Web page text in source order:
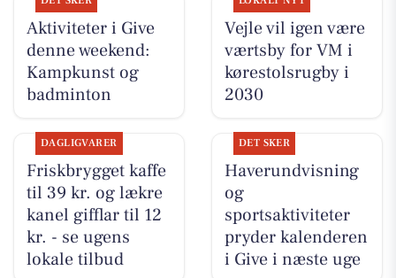
Aktiviteter i Give
denne weekend:
Kampkunst og
badminton
Vejle vil igen være
værtsby for VM i
kørestolsrugby i
2030
DAGLIGVARER
Friskbrygget kaffe
til 39 kr. og lækre
kanel gifflar til 12
kr. - se ugens
lokale tilbud
DET SKER
Haverundvisning
og
sportsaktiviteter
pryder kalenderen
i Give i næste uge